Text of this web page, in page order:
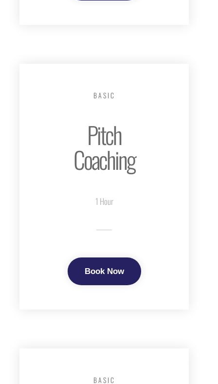
BASIC
Pitch
Coaching
1 Hour
Book Now
BASIC